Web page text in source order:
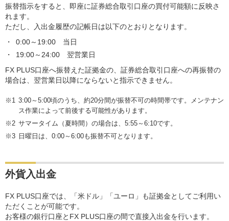
振替指示をすると、即座に証券総合取引口座の買付可能額に反映さ
れます。
ただし、入出金履歴の記帳日は以下のとおりとなります。
0:00～19:00 当日
19:00～24:00 翌営業日
FX PLUS口座へ振替えた証拠金の、証券総合取引口座への再振替の
場合は、翌営業日以降にならないと指示できません。
3:00～5:00頃のうち、約20分間が振替不可の時間帯です。メンテナン
ス作業によって前後する可能性があります。
サマータイム（夏時間）の場合は、5:55～6:10です。
日曜日は、0:00～6:00も振替不可となります。
外貨入出金
FX PLUS口座では、「米ドル」「ユーロ」も証拠金としてご利用い
ただくことが可能です。
お客様の銀行口座とFX PLUS口座の間で直接入出金を行います。